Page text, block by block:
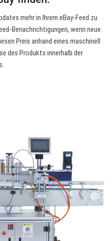
mehr in Ihrem eBay-Feed zu
Benachrichtigungen, wenn neue
Preis anhand eines maschinell
des Produkts innerhalb der